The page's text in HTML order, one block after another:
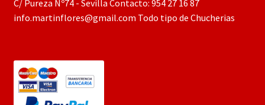
C/ Pureza Nº74 - Sevilla Contacto: 954 27 16 87
info.martinflores@gmail.com Todo tipo de Chucherias